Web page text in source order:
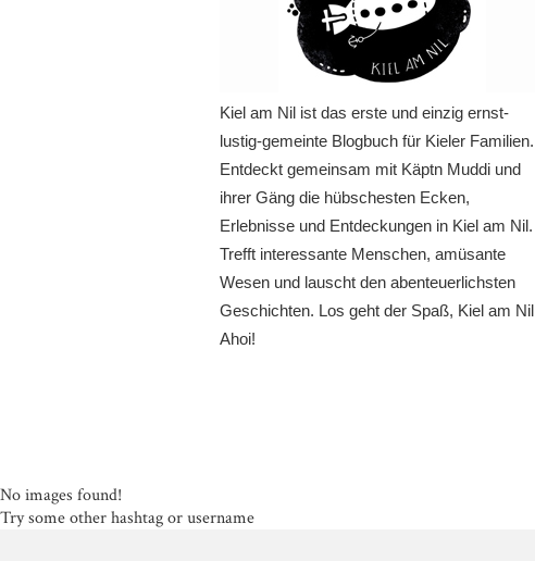
Kiel am Nil ist das erste und einzig ernst-
lustig-gemeinte Blogbuch für Kieler Familien.
Entdeckt gemeinsam mit Käptn Muddi und
ihrer Gäng die hübschesten Ecken,
Erlebnisse und Entdeckungen in Kiel am Nil.
Trefft interessante Menschen, amüsante
Wesen und lauscht den abenteuerlichsten
Geschichten. Los geht der Spaß, Kiel am Nil
Ahoi!
No images found!
Try some other hashtag or username